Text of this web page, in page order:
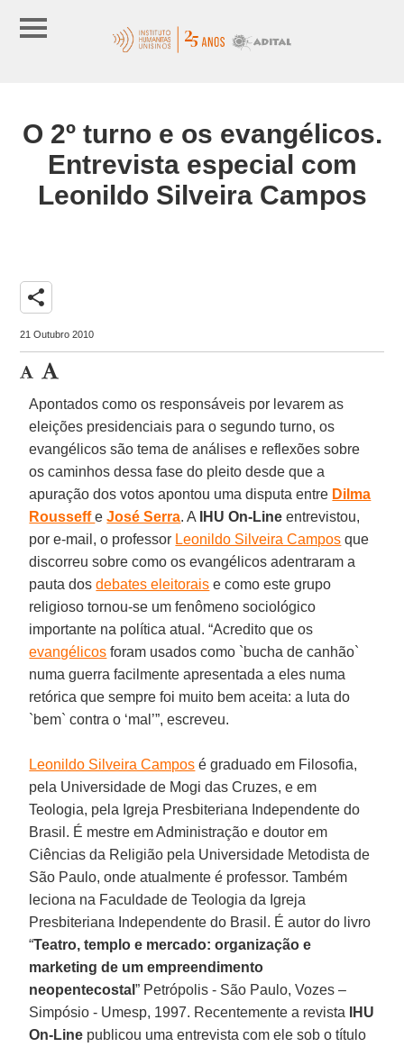
O 2º turno e os evangélicos.
Entrevista especial com
Leonildo Silveira Campos
share
21 Outubro 2010
Apontados como os responsáveis por levarem as
eleições presidenciais para o segundo turno, os
evangélicos são tema de análises e reflexões sobre
os caminhos dessa fase do pleito desde que a
apuração dos votos apontou uma disputa entre Dilma
RousseffeJosé Serra. A IHU On-Lineentrevistou,
por e-mail, o professor Leonildo Silveira Campos que
discorreu sobre como os evangélicos adentraram a
pauta dosdebates eleitorais e como este grupo
religioso tornou-se um fenômeno sociológico
importante na política atual. “Acredito que os
evangélicos foram usados como `bucha de canhão`
numa guerra facilmente apresentada a eles numa
retórica que sempre foi muito bem aceita: a luta do
`bem` contra o ‘mal’”, escreveu.
Leonildo Silveira Campos é graduado em Filosofia,
pela Universidade de Mogi das Cruzes, e em
Teologia, pela Igreja Presbiteriana Independente do
Brasil. É mestre em Administração e doutor em
Ciências da Religião pela Universidade Metodista de
São Paulo, onde atualmente é professor. Também
leciona na Faculdade de Teologia da Igreja
Presbiteriana Independente do Brasil. É autor do livro
“Teatro, templo e mercado: organização e
marketing de um empreendimento
neopentecostal” Petrópolis - São Paulo, Vozes –
Simpósio - Umesp, 1997. Recentemente a revista
IHU
On-Line publicou uma entrevista com ele sob o título